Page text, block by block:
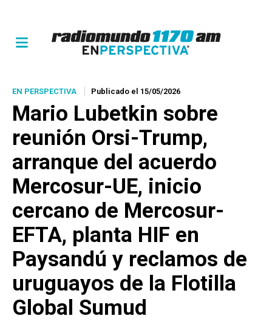
EN PERSPECTIVA Publicado el 15/05/2026
Mario Lubetkin sobre
reunión Orsi-Trump,
arranque del acuerdo
Mercosur-UE, inicio
cercano de Mercosur-
EFTA, planta HIF en
Paysandú y reclamos de
uruguayos de la Flotilla
Global Sumud